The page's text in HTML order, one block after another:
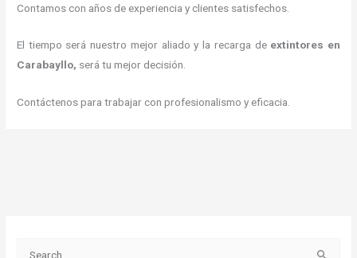
Contamos con años de experiencia y clientes satisfechos.
El tiempo será nuestro mejor aliado y la recarga de extintores en
Carabayllo, será tu mejor decisión.
Contáctenos para trabajar con profesionalismo y eficacia.